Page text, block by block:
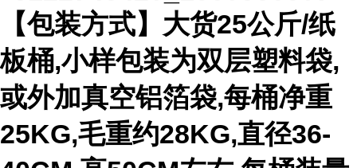
【包装方式】大货25公斤/纸
板桶,小样包装为双层塑料袋,
或外加真空铝箔袋,每桶净重
25KG,毛重约28KG,直径36-